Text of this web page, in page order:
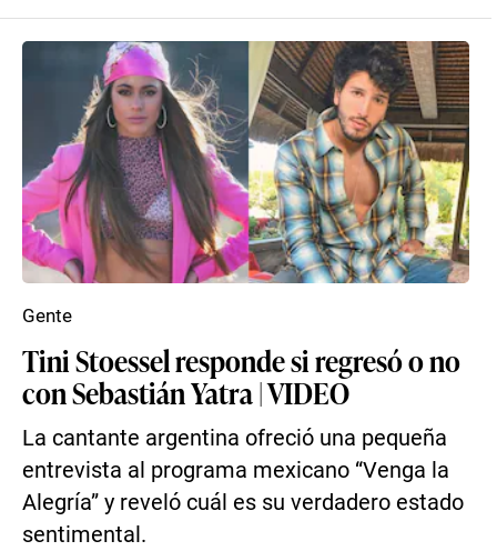
Tini Stoessel responde si regresó o no
con Sebastián Yatra | VIDEO
La cantante argentina ofreció una pequeña
entrevista al programa mexicano “Venga la
Alegría” y reveló cuál es su verdadero estado
sentimental.
Gente